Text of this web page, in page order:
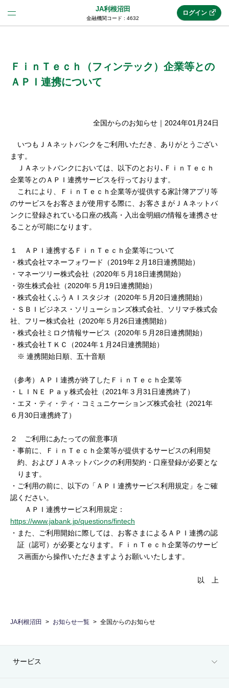
JA利根沼田
金融機関コード : 4632
(法人JAネットバンク)
メリット
機能・サービス
使い方
困った時は
ログイン
ＦｉｎＴｅｃｈ（フィンテック）企業等との
ＡＰＩ連携について
全国からのお知らせ ｜ 2024年01月24日
いつもＪＡネットバンクをご利用いただき、ありがとうござい
ます。
ＪＡネットバンクにおいては、以下のとおり､ＦｉｎＴｅｃｈ
企業等とのＡＰＩ連携サービスを行っております。
これにより、ＦｉｎＴｅｃｈ企業等が提供する家計簿アプリ等
のサービスをお客さまが使用する際に、お客さまがＪＡネットバ
ンクに登録されている口座の残高・入出金明細の情報を連携させ
ることが可能になります。
１ ＡＰＩ連携するＦｉｎＴｅｃｈ企業等について
・株式会社マネーフォワード（2019年２月18日連携開始）
・マネーツリー株式会社（2020年５月18日連携開始）
・弥生株式会社（2020年５月19日連携開始）
・株式会社くふうＡＩスタジオ（2020年５月20日連携開始）
・ＳＢＩビジネス・ソリューションズ株式会社、ソリマチ株式会
社、フリー株式会社（2020年５月26日連携開始）
・株式会社ミロク情報サービス（2020年５月28日連携開始）
・株式会社ＴＫＣ（2024年１月24日連携開始）
※ 連携開始日順、五十音順
（参考）ＡＰＩ連携が終了したＦｉｎＴｅｃｈ企業等
・ＬＩＮＥ Ｐａｙ株式会社（2021年３月31日連携終了）
・エヌ・ティ・ティ・コミュニケーションズ株式会社（2021年
６月30日連携終了）
２ ご利用にあたっての留意事項
・事前に、ＦｉｎＴｅｃｈ企業等が提供するサービスの利用契
約、およびＪＡネットバンクの利用契約・口座登録が必要とな
ります。
・ご利用の前に、以下の「ＡＰＩ連携サービス利用規定」をご確
認ください。
ＡＰＩ連携サービス利用規定：
https://www.jabank.jp/questions/fintech
・また、ご利用開始に際しては、お客さまによるＡＰＩ連携の認
証（認可）が必要となります。ＦｉｎＴｅｃｈ企業等のサービ
ス画面から操作いただきますようお願いいたします。
以 上
JA利根沼田 お知らせ一覧 全国からのお知らせ
サービス